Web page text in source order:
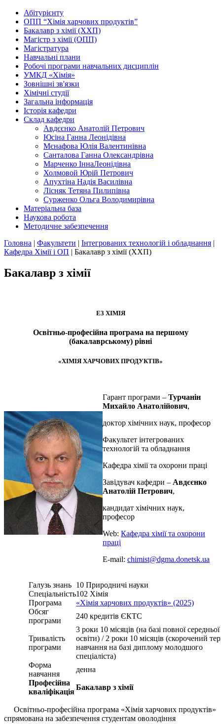
Абітурієнту
ОПП “Хімія харчових продуктів”
Бакалавр з хімії (ХХП)
Магістр з хімії (ОПП)
Магістратура
Навчальні плани
Робочі програми навчальних дисциплін
УМКД «Хімія»
Зовнішні зв'язки
Хімічні студії
Загальна інформація
Історія кафедри
Склад кафедри
Авдєєнко Анатолій Петрович
Юсіна Ганна Леонідівна
Мєнафова Юлія Валентинівна
Санталова Ганна Олександрівна
Марченко ІннаЛеонідівна
Холмовой Юрій Петрович
Апухтіна Надія Василівна
Лісняк Тетяна Пилипівна
Сурженко Ольга Володимирівна
Матеріальна база
Наукова робота
Методичне забезпечення
Головна | Факультети | Інтегрованих технологій і обладнання |
Кафедра Хімії і ОП | Бакалавр з хімії (ХХП)
Бакалавр з хімії
E3 ХІМІЯ
Освітньо-професійна програма на першому
(бакалаврському) рівні
«ХІМІЯ ХАРЧОВИХ ПРОДУКТІВ»
Гарант програми – Турчанін
Михайло Анатолійович,
доктор хімічних наук, професор
Факультет інтегрованих
технологій та обладнання
Кафедра хімії та охорони праці
Завідувач кафедри – Авдєєнко
Анатолій Петрович,
кандидат хімічних наук,
професор
Web: Кафедра хімії та охорони
праці
E-mail: chimist@dgma.donetsk.ua
Галузь знань 10 Природничі науки
Спеціальність102 Хімія
Програма
«Хімія харчових продуктів» (2025)
Обсяг
програми
240 кредитів ЄКТС
Тривалість
програми
3 роки 10 місяців (на базі повної середньої
освіти) / 2 роки 10 місяців (скорочений
навчання на базі диплому молодшого
спеціаліста)
Форма
навчання
денна
Професійна
кваліфікація
Бакалавр з хімії
Освітньо-професійна програма «Хімія харчових продуктів»
спрямована на забезпечення студентам оволодіння